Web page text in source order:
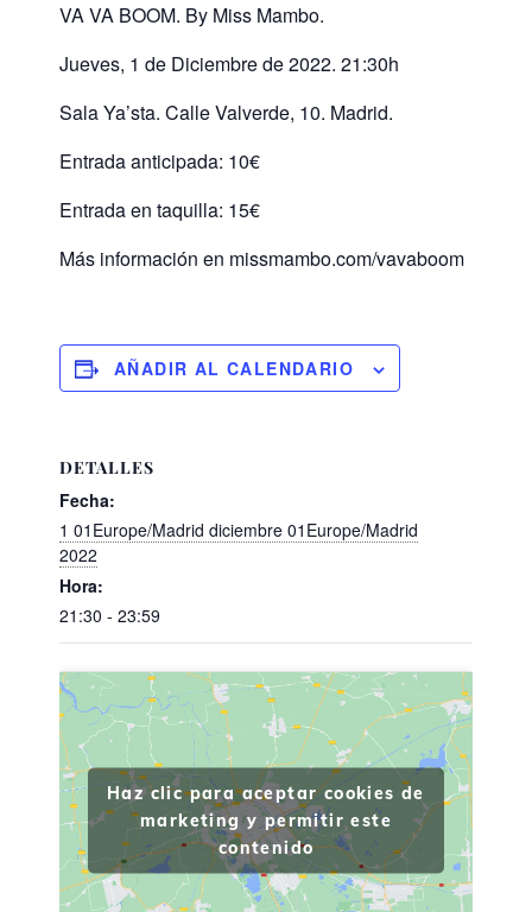
VA VA BOOM. By Miss Mambo.
Jueves, 1 de Diciembre de 2022. 21:30h
Sala Ya’sta. Calle Valverde, 10. Madrid.
Entrada anticipada: 10€
Entrada en taquilla: 15€
Más información en missmambo.com/vavaboom
AÑADIR AL CALENDARIO
DETALLES
Fecha:
1 01Europe/Madrid diciembre 01Europe/Madrid
2022
Hora:
21:30 - 23:59
Haz clic para aceptar cookies de
marketing y permitir este
contenido